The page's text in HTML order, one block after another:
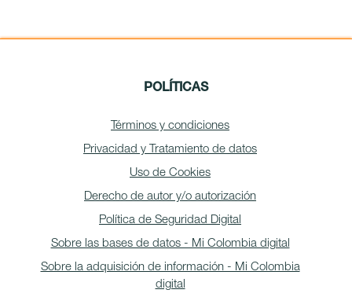
POLÍTICAS
Términos y condiciones
Privacidad y Tratamiento de datos
Uso de Cookies
Derecho de autor y/o autorización
Política de Seguridad Digital
Sobre las bases de datos - Mi Colombia digital
Sobre la adquisición de información - Mi Colombia
digital